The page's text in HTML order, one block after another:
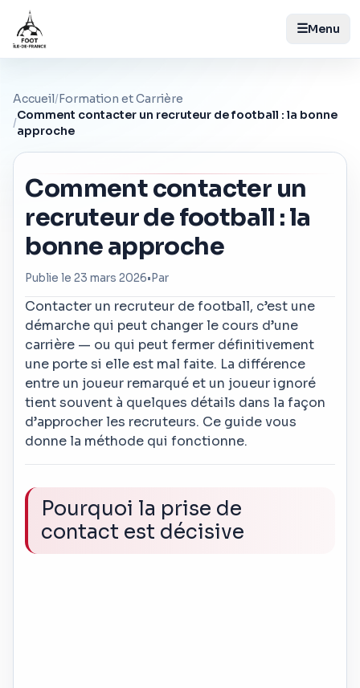
☰Menu
Accueil/Formation et Carrière
/
Comment contacter un recruteur de football : la bonne
approche
Comment contacter un
recruteur de football : la
bonne approche
Publie le 23 mars 2026• Par
Contacter un recruteur de football, c’est une
démarche qui peut changer le cours d’une
carrière — ou qui peut fermer définitivement
une porte si elle est mal faite. La différence
entre un joueur remarqué et un joueur ignoré
tient souvent à quelques détails dans la façon
d’approcher les recruteurs. Ce guide vous
donne la méthode qui fonctionne.
Pourquoi la prise de
contact est décisive